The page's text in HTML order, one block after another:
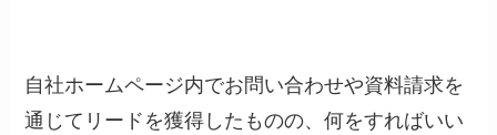
自社ホームページ内でお問い合わせや資料請求を
通じてリードを獲得したものの、何をすればいい